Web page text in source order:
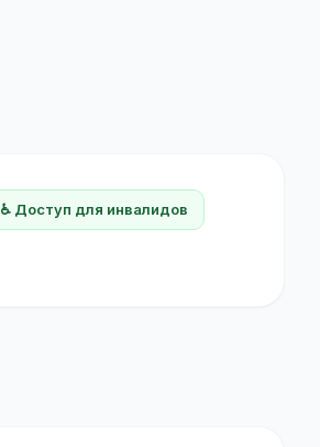
♿ Доступ для инвалидов